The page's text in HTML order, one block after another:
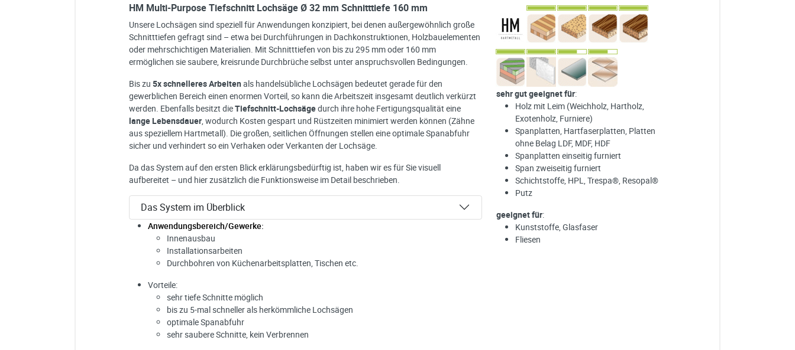
HM Multi-Purpose Tiefschnitt Lochsäge Ø 32 mm Schnitttiefe 160 mm
Unsere Lochsägen sind speziell für Anwendungen konzipiert, bei denen außergewöhnlich große
Schnitttiefen gefragt sind – etwa bei Durchführungen in Dachkonstruktionen, Holzbauelementen
oder mehrschichtigen Materialien. Mit Schnitttiefen von bis zu 295 mm oder 160 mm
ermöglichen sie saubere, kreisrunde Durchbrüche selbst unter anspruchsvollen Bedingungen.
Bis zu 5x schnelleres Arbeiten als handelsübliche Lochsägen bedeutet gerade für den
gewerblichen Bereich einen enormen Vorteil, so kann die Arbeitszeit insgesamt deutlich verkürzt
werden. Ebenfalls besitzt dieTiefschnitt-Lochsägedurch ihre hohe Fertigungsqualität eine
lange Lebensdauer , wodurch Kosten gespart und Rüstzeiten minimiert werden können (Zähne
aus speziellem Hartmetall). Die großen, seitlichen Öffnungen stellen eine optimale Spanabfuhr
sicher und verhindert so ein Verhaken oder Verkanten der Lochsäge.
Da das System auf den ersten Blick erklärungsbedürftig ist, haben wir es für Sie visuell
aufbereitet – und hier zusätzlich die Funktionsweise im Detail beschrieben.
Das System im Überblick
Anwendungsbereich/Gewerke:
Innenausbau
Installationsarbeiten
Durchbohren von Küchenarbeitsplatten, Tischen etc.
Vorteile:
sehr tiefe Schnitte möglich
bis zu 5-mal schneller als herkömmliche Lochsägen
optimale Spanabfuhr
sehr saubere Schnitte, kein Verbrennen
sehr gut geeignet für:
Holz mit Leim (Weichholz, Hartholz,
Exotenholz, Furniere)
Spanplatten, Hartfaserplatten, Platten
ohne Belag LDF, MDF, HDF
Spanplatten einseitig furniert
Span zweiseitig furniert
Schichtstoffe, HPL, Trespa®, Resopal®
Putz
geeignet für:
Kunststoffe, Glasfaser
Fliesen